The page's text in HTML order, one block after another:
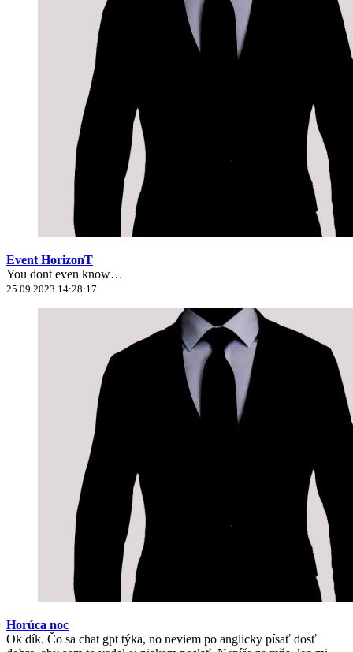
Event HorizonT
You dont even know…
25.09.2023 14:28:17
Horúca noc
Ok dík. Čo sa chat gpt týka, no neviem po anglicky písať dosť